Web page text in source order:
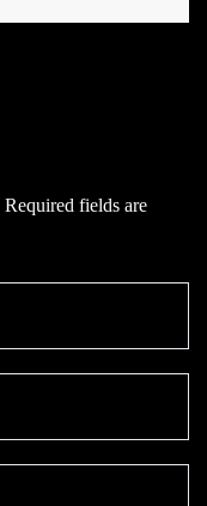
Required fields are